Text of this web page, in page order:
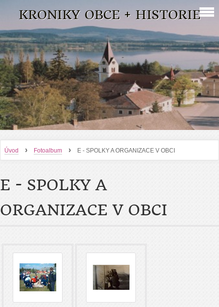
KRONIKY OBCE + HISTORIE
Úvod › Fotoalbum › E - SPOLKY A ORGANIZACE V OBCI
E - SPOLKY A
ORGANIZACE V OBCI